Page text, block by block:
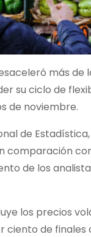
más
su ciclo de
de noviembre.
de
comparación
de los
los precios
ciento de